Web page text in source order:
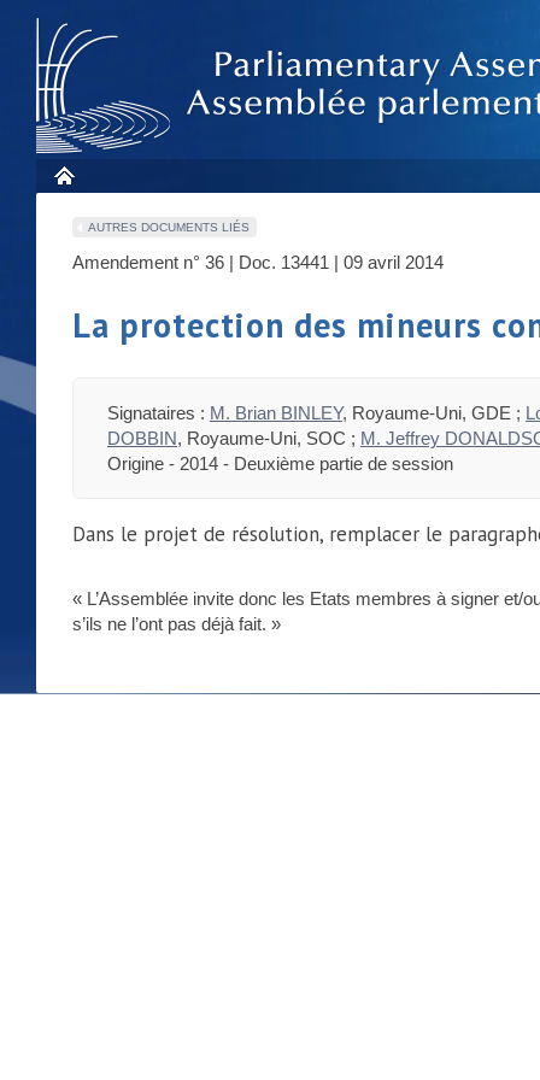
AUTRES DOCUMENTS LIÉS
Amendement n° 36 | Doc. 13441 | 09 avril 2014
La protection des mineurs
Signataires : M. Brian BINLEY, Royaume-Uni, GDE ;
DOBBIN, Royaume-Uni, SOC ; M. Jeffrey
Origine - 2014 - Deuxième partie de session
Dans le projet de résolution, remplacer le
« L’Assemblée invite donc les Etats membres à signer et/
s’ils ne l’ont pas déjà fait. »